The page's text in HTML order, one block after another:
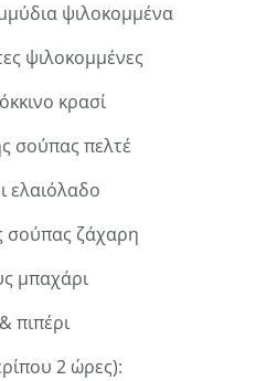
ψιλοκομμένα
ψιλοκομμένες
κρασί
σούπας πελτέ
ελαιόλαδο
σούπας ζάχαρη
μπαχάρι
πιπέρι
2 ώρες):